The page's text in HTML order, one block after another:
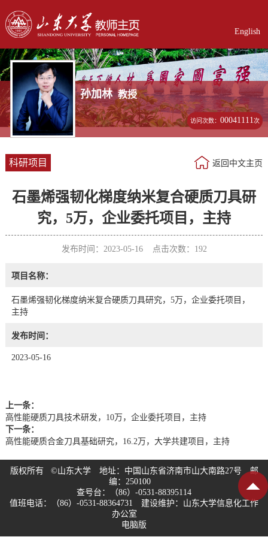
English
孙加林 教授
访问次数：00041111次
科研项目 返回中文主页
石墨烯强韧化梯度纳米复合硬质刀具研
究，5万，企业委托项目，主持
发布时间：2023-05-16 点击次数： 192
项目名称：
石墨烯强韧化梯度纳米复合硬质刀具研究，5万，企业委托项目，
主持
发布时间：
2023-05-16
上一条：
高性能硬质刀具技术研发，10万，企业委托项目，主持
下一条：
高性能硬质合金刀具基础研究，16.2万，大学共建项目，主持
版权所有 ©山东大学 地址：中国山东省济南市山大南路27号 邮
编：250100
查号台：（86）-0531-88395114
值班电话：（86）-0531-88364731 建设维护：山东大学信息化工作
办公室
电脑版